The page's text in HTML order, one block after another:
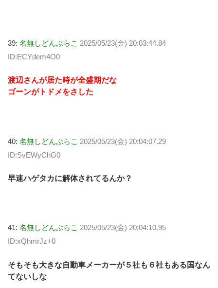
39: 名無しどんぶらこ 2025/05/23(金) 20:03:44.84
ID:ECYdem4O0
渡辺さんが居た時が全盛期だな
ゴーンがトドメをさした
40: 名無しどんぶらこ 2025/05/23(金) 20:04:07.29
ID:SvEWyChG0
早速ハゲタカに解体されてるんか？
41: 名無しどんぶらこ 2025/05/23(金) 20:04:10.95
ID:xQhmrJz+0
そもそも大きな自動車メーカーが５社も６社もある国なん
てないしな